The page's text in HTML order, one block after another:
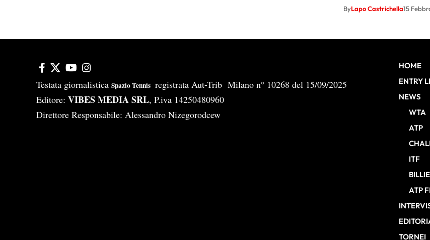
ByLapo Castrichella15
Testata giornalistica Spazio Tennis registrata Aut-Trib Milano n° 10268 del 15/09/2025
Editore: VIBES MEDIA SRL, P.iva 14250480960
Direttore Responsabile: Alessandro Nizegorodcew
HOME
ENTRY
NEWS
WTA
ATP
ITF
ATP
TORNEI